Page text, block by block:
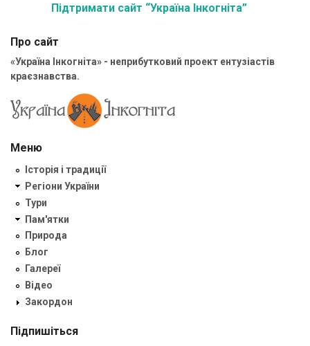
Підтримати сайт “Україна Інкогніта”
Про сайт
«Україна Інкогніта» - неприбутковий проект ентузіастів
краєзнавства.
Меню
Історія і традиції
Регіони України
Тури
Пам'ятки
Природа
Блог
Галереї
Відео
Закордон
Підпишіться